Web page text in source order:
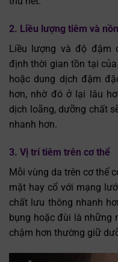
2. Liều lượng tiêm và
Liều lượng và độ đậm
định thời gian tồn tại
hoặc dung dịch đậm
hơn, nhờ đó ở lại lâu
dịch loãng, dưỡng chất
nhanh hơn.
3. Vị trí tiêm trên cơ thể
Mỗi vùng da trên cơ thể
mặt hay cổ với mạng
chất lưu thông nhanh
bụng hoặc đùi là những
chậm hơn thường giữ